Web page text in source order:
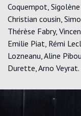
Coquempot,
Christian cousin,
Thérèse Fabry,
Emilie Piat, Rémi
Lozneanu, Aline
Durette, Arno Veyrat.